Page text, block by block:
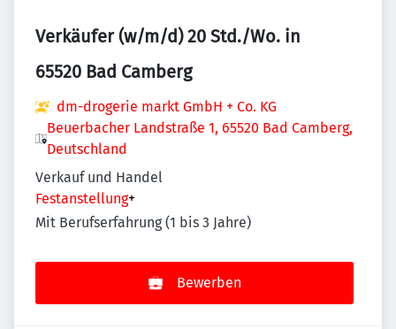
Verkäufer (w/m/d) 20 Std./Wo. in
65520 Bad Camberg
dm-drogerie markt GmbH + Co. KG
Beuerbacher Landstraße 1, 65520 Bad Camberg,
Deutschland
Verkauf und Handel
Festanstellung+
Mit Berufserfahrung (1 bis 3 Jahre)
Bewerben